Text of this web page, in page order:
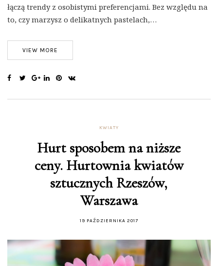
łączą trendy z osobistymi preferencjami. Bez względu na
to, czy marzysz o delikatnych pastelach,…
VIEW MORE
KWIATY
Hurt sposobem na niższe
ceny. Hurtownia kwiatów
sztucznych Rzeszów,
Warszawa
19 PAŹDZIERNIKA 2017